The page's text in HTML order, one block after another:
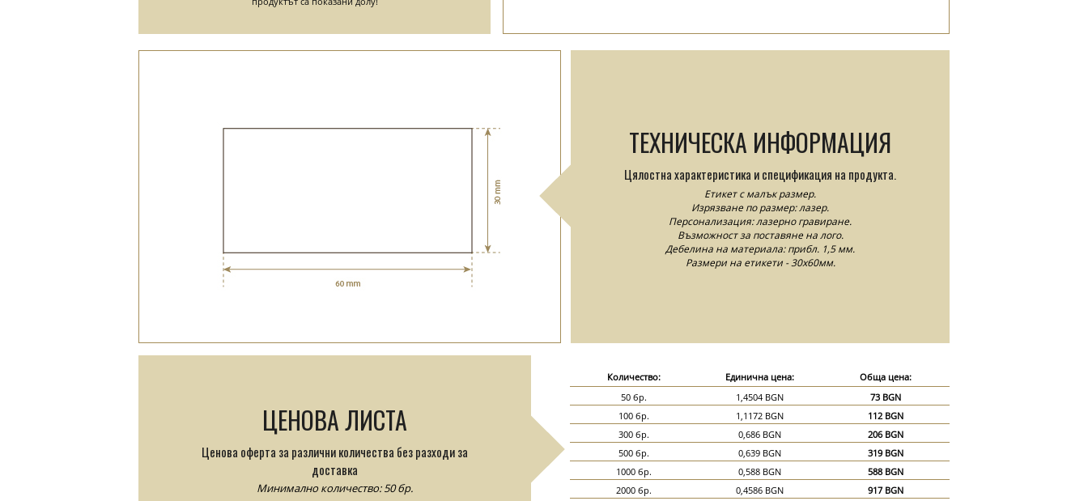
ТЕХНИЧЕСКА ИНФОРМАЦИЯ
Цялостна характеристика и спецификация на продукта.
Етикет с малък размер.
Изрязване по размер: лазер.
Персонализация: лазерно гравиране.
Възможност за поставяне на лого.
Дебелина на материала: прибл. 1,5 мм.
Размери на етикети - 30x60мм.
ЦЕНОВА ЛИСТА
Ценова оферта за различни количества без разходи за
доставка
Минимално количество: 50 бр.
Количество: Единична цена:
Обща цена:
50 бр.
1,4504 BGN
73 BGN
100 бр.
1,1172 BGN
112 BGN
300 бр.
0,686 BGN
206 BGN
500 бр.
0,639 BGN
319 BGN
1000 бр.
0,588 BGN
588 BGN
2000 бр.
0,4586 BGN
917 BGN